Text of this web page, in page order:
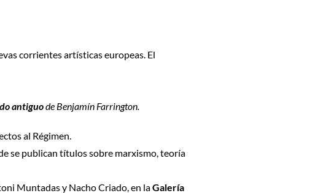
corrientes artísticas europeas. El
antiguode Benjamín Farrington.
al Régimen.
se publican títulos sobre marxismo, teoría
Muntadas y Nacho Criado, en laGalería